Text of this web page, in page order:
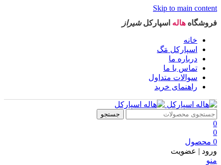
Skip to main content
فروشگاه هاله اسپارکلشیراز
خانه
اسپارکل مَگ
درباره ما
تماس با ما
سوالات متداول
راهنمای خرید
جستجو
0
0
0 محصول
ورود | عضویت
منو